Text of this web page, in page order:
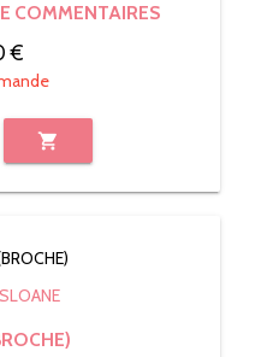
COMMENTAIRES
€
shopping_cart